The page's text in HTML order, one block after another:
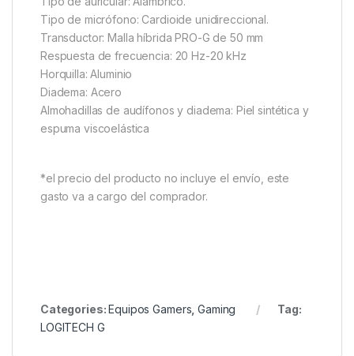
Tipo de micrófono: Cardioide unidireccional.
Transductor: Malla híbrida PRO-G de 50 mm
Respuesta de frecuencia: 20 Hz-20 kHz
Horquilla: Aluminio
Diadema: Acero
Almohadillas de audífonos y diadema: Piel sintética y
espuma viscoelástica
*el precio del producto no incluye el envío, este
gasto va a cargo del comprador.
Categories:Equipos Gamers ,Gaming
Tag:
LOGITECH G